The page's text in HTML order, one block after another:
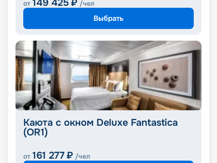
от 149 425 ₽ /чел
Выбрать
Каюта с окном Deluxe Fantastica
(OR1)
от 161 277 ₽ /чел